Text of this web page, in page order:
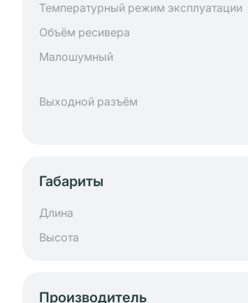
Температурный режим эксплуатации
Объём ресивера
Малошумный
Выходной разъём
Габариты
Длина
Высота
Производитель